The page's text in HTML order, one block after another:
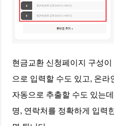
현금교환 신청페이지 구성
으로 입력할 수도 있고, 온라
자동으로 추출할 수도 있는
명, 연락처를 정확하게 입력